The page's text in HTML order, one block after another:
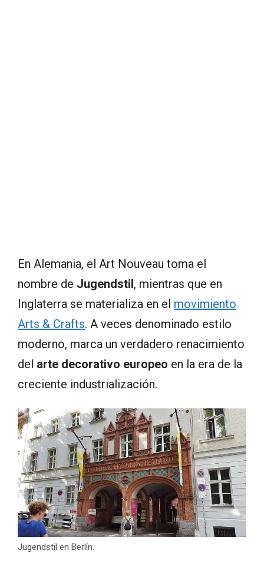
En Alemania, el Art Nouveau toma el
nombre de Jugendstil , mientras que en
Inglaterra se materializa en el movimiento
Arts & Crafts. A veces denominado estilo
moderno, marca un verdadero renacimiento
del arte decorativo europeo en la era de la
creciente industrialización.
Jugendstil en Berlín.